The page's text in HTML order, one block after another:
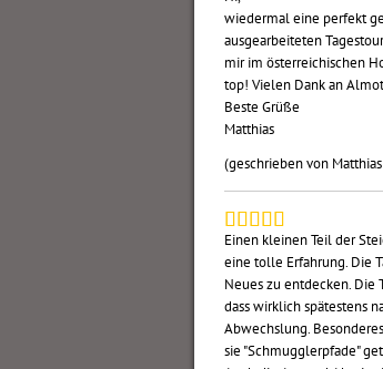
wiedermal eine perfekt
ausgearbeiteten
mir im österreichischen
top! Vielen Dank an
Beste Grüße
Matthias
(geschrieben von
Einen kleinen Teil der
eine tolle Erfahrung. Die
Neues zu entdecken. Die
dass wirklich spätestens
Abwechslung.
sie "Schmugglerpfade"